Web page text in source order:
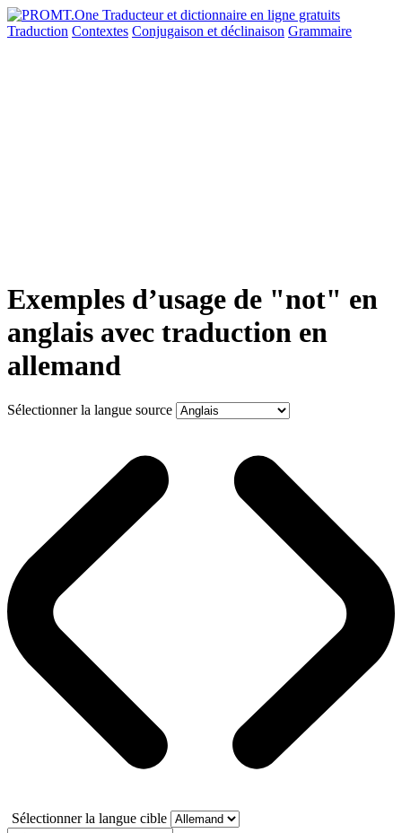
Traduction Contextes Conjugaison et déclinaison Grammaire
Exemples d’usage de "not" en
anglais avec traduction en
allemand
Sélectionner la langue source
Sélectionner la langue cible